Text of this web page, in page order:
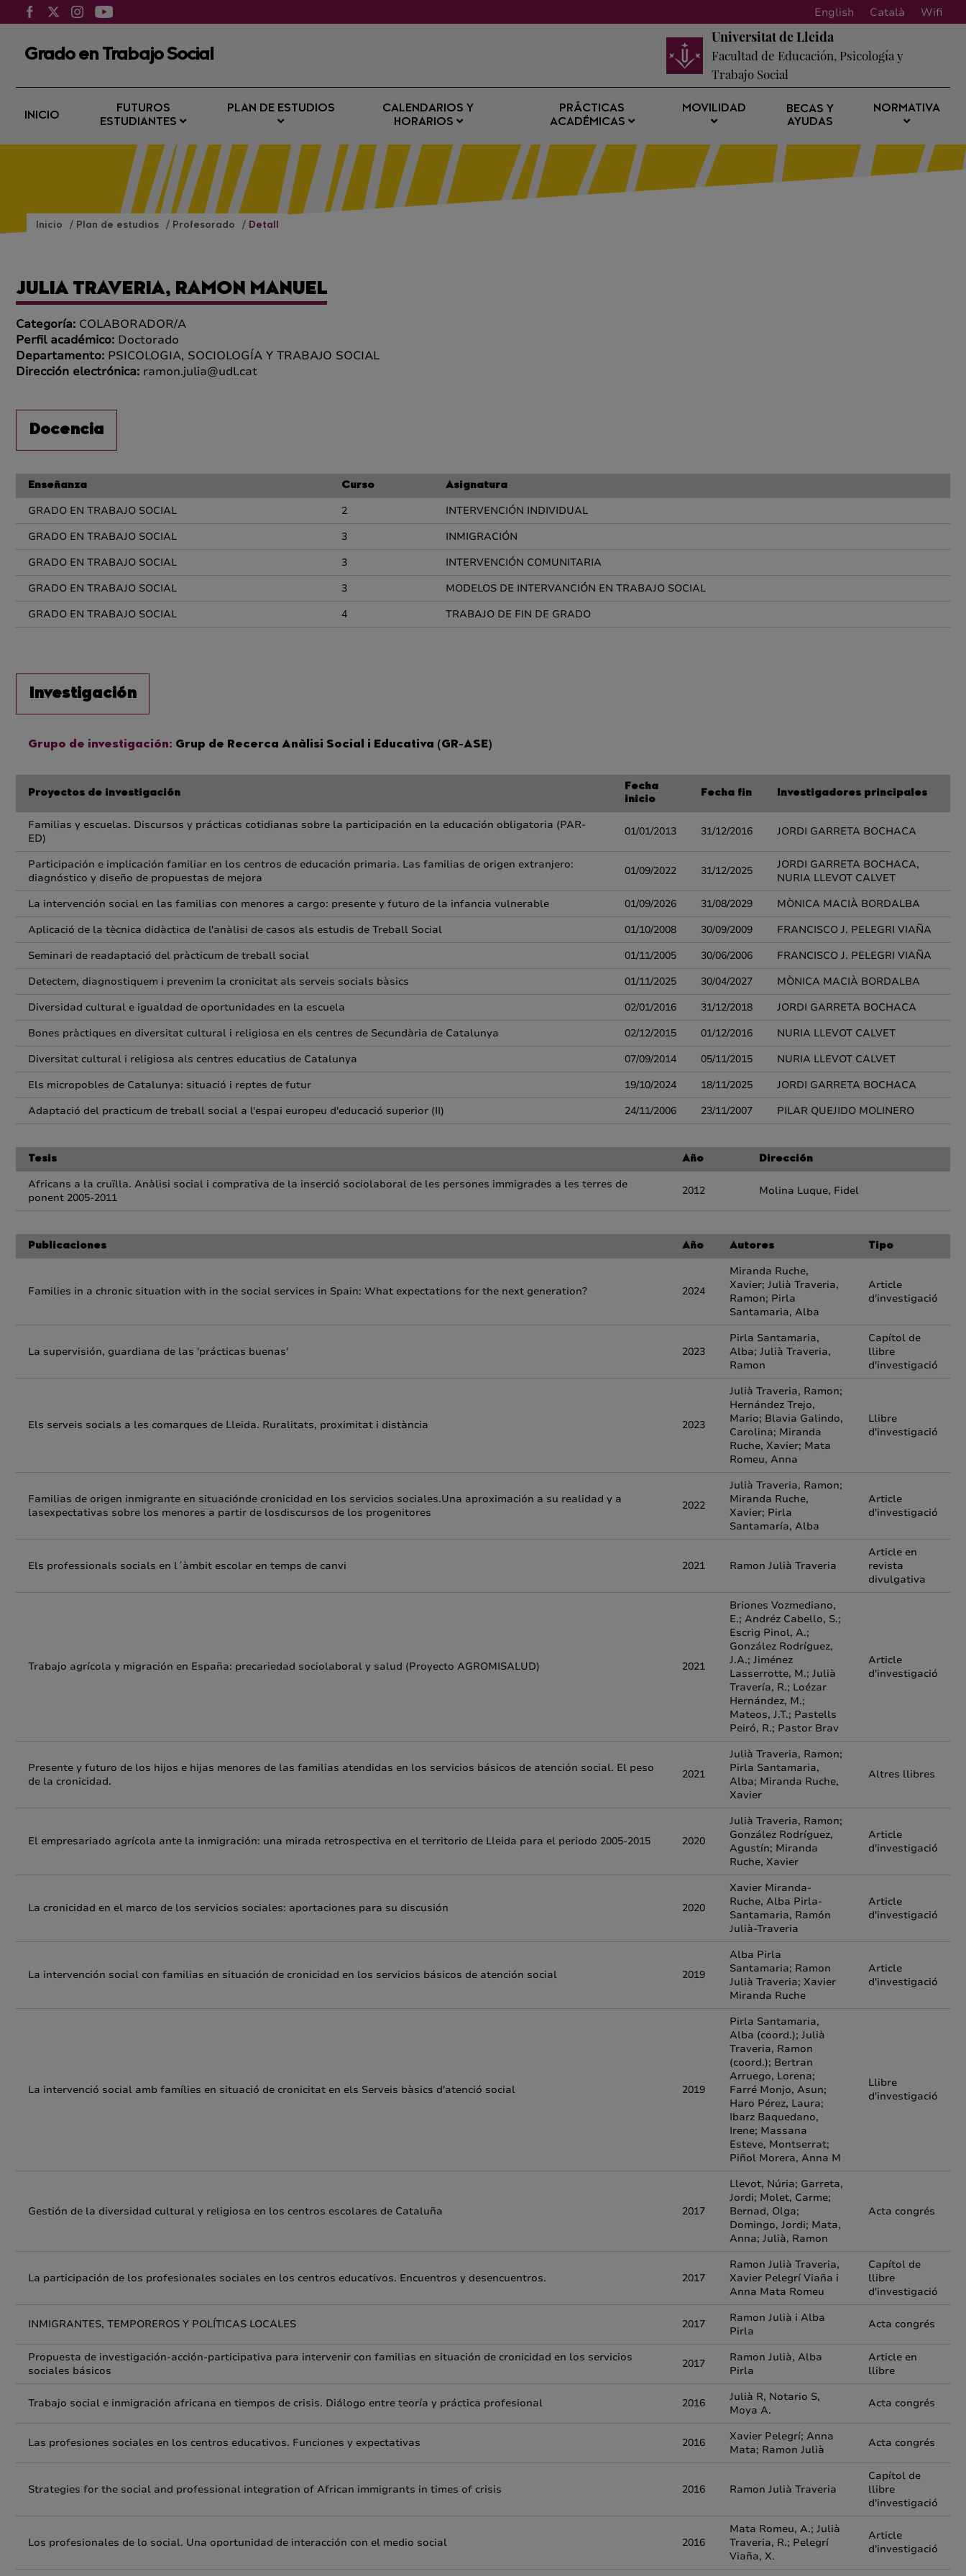
English Català Wifi
Grado en Trabajo Social
Universitat de Lleida
Facultad de Educación, Psicología y
Trabajo Social
INICIO
FUTUROS
ESTUDIANTES
PLAN DE ESTUDIOS
CALENDARIOS Y
HORARIOS
PRÁCTICAS
ACADÉMICAS
MOVILIDAD
BECAS Y
AYUDAS
NORMATIVA
Inicio Plan de estudios Profesorado Detall
JULIA TRAVERIA, RAMON MANUEL
Categoría: COLABORADOR/A
Perfil académico: Doctorado
Departamento: PSICOLOGIA, SOCIOLOGÍA Y TRABAJO SOCIAL
Dirección electrónica: ramon.julia@udl.cat
Docencia
Enseñanza Curso Asignatura
GRADO EN TRABAJO SOCIAL 2
INTERVENCIÓN INDIVIDUAL
GRADO EN TRABAJO SOCIAL
3
INMIGRACIÓN
GRADO EN TRABAJO SOCIAL
3
INTERVENCIÓN COMUNITARIA
GRADO EN TRABAJO SOCIAL
3
MODELOS DE INTERVANCIÓN EN TRABAJO SOCIAL
GRADO EN TRABAJO SOCIAL
4 TRABAJO DE FIN DE GRADO
Investigación
Grupo de investigación: Grup de Recerca Anàlisi Social i Educativa (GR-ASE)
Proyectos de investigación
Fecha
inicio
Fecha fin Investigadores principales
Familias y escuelas. Discursos y prácticas cotidianas sobre la participación en la educación obligatoria (PAR-
ED)
01/01/2013 31/12/2016 JORDI GARRETA BOCHACA
Participación e implicación familiar en los centros de educación primaria. Las familias de origen extranjero:
diagnóstico y diseño de propuestas de mejora
01/09/2022 31/12/2025
JORDI GARRETA BOCHACA,
NURIA LLEVOT CALVET
La intervención social en las familias con menores a cargo: presente y futuro de la infancia vulnerable
01/09/2026 31/08/2029
MÒNICA MACIÀ BORDALBA
Aplicació de la tècnica didàctica de l'anàlisi de casos als estudis de Treball Social
01/10/2008 30/09/2009
FRANCISCO J. PELEGRI VIAÑA
Seminari de readaptació del pràcticum de treball social
01/11/2005 30/06/2006
FRANCISCO J. PELEGRI VIAÑA
Detectem, diagnostiquem i prevenim la cronicitat als serveis socials bàsics
01/11/2025 30/04/2027
MÒNICA MACIÀ BORDALBA
Diversidad cultural e igualdad de oportunidades en la escuela
02/01/2016 31/12/2018
JORDI GARRETA BOCHACA
Bones pràctiques en diversitat cultural i religiosa en els centres de Secundària de Catalunya
02/12/2015 01/12/2016
NURIA LLEVOT CALVET
Diversitat cultural i religiosa als centres educatius de Catalunya
07/09/2014 05/11/2015
NURIA LLEVOT CALVET
Els micropobles de Catalunya: situació i reptes de futur
19/10/2024 18/11/2025
JORDI GARRETA BOCHACA
Adaptació del practicum de treball social a l'espai europeu d'educació superior (II)
24/11/2006 23/11/2007 PILAR QUEJIDO MOLINERO
Tesis Año Dirección
Africans a la cruïlla. Anàlisi social i comprativa de la inserció sociolaboral de les persones immigrades a les terres de
ponent 2005-2011
2012 Molina Luque, Fidel
Publicaciones Año Autores Tipo
Families in a chronic situation with in the social services in Spain: What expectations for the next generation? 2024
Miranda Ruche,
Xavier; Julià Traveria,
Ramon; Pirla
Santamaria, Alba
Article
d'investigació
La supervisión, guardiana de las 'prácticas buenas' 2023
Pirla Santamaria,
Alba; Julià Traveria,
Ramon
Capítol de
llibre
d'investigació
Els serveis socials a les comarques de Lleida. Ruralitats, proximitat i distància 2023
Julià Traveria, Ramon;
Hernández Trejo,
Mario; Blavia Galindo,
Carolina; Miranda
Ruche, Xavier; Mata
Romeu, Anna
Llibre
d'investigació
Familias de origen inmigrante en situaciónde cronicidad en los servicios sociales.Una aproximación a su realidad y a
lasexpectativas sobre los menores a partir de losdiscursos de los progenitores
2022
Julià Traveria, Ramon;
Miranda Ruche,
Xavier; Pirla
Santamaría, Alba
Article
d'investigació
Els professionals socials en l´àmbit escolar en temps de canvi 2021 Ramon Julià Traveria
Article en
revista
divulgativa
Trabajo agrícola y migración en España: precariedad sociolaboral y salud (Proyecto AGROMISALUD) 2021
Briones Vozmediano,
E.; Andréz Cabello, S.;
Escrig Pinol, A.;
González Rodríguez,
J.A.; Jiménez
Lasserrotte, M.; Julià
Travería, R.; Loézar
Hernández, M.;
Mateos, J.T.; Pastells
Peiró, R.; Pastor Brav
Article
d'investigació
Presente y futuro de los hijos e hijas menores de las familias atendidas en los servicios básicos de atención social. El peso
de la cronicidad.
2021
Julià Traveria, Ramon;
Pirla Santamaria,
Alba; Miranda Ruche,
Xavier
Altres llibres
El empresariado agrícola ante la inmigración: una mirada retrospectiva en el territorio de Lleida para el periodo 2005-2015 2020
Julià Traveria, Ramon;
González Rodríguez,
Agustín; Miranda
Ruche, Xavier
Article
d'investigació
La cronicidad en el marco de los servicios sociales: aportaciones para su discusión 2020
Xavier Miranda-
Ruche, Alba Pirla-
Santamaria, Ramón
Julià-Traveria
Article
d'investigació
La intervención social con familias en situación de cronicidad en los servicios básicos de atención social 2019
Alba Pirla
Santamaria; Ramon
Julià Traveria; Xavier
Miranda Ruche
Article
d'investigació
La intervenció social amb famílies en situació de cronicitat en els Serveis bàsics d'atenció social 2019
Pirla Santamaria,
Alba (coord.); Julià
Traveria, Ramon
(coord.); Bertran
Arruego, Lorena;
Farré Monjo, Asun;
Haro Pérez, Laura;
Ibarz Baquedano,
Irene; Massana
Esteve, Montserrat;
Piñol Morera, Anna M
Llibre
d'investigació
Gestión de la diversidad cultural y religiosa en los centros escolares de Cataluña 2017
Llevot, Núria; Garreta,
Jordi; Molet, Carme;
Bernad, Olga;
Domingo, Jordi; Mata,
Anna; Julià, Ramon
Acta congrés
La participación de los profesionales sociales en los centros educativos. Encuentros y desencuentros. 2017
Ramon Julià Traveria,
Xavier Pelegrí Viaña i
Anna Mata Romeu
Capítol de
llibre
d'investigació
INMIGRANTES, TEMPOREROS Y POLÍTICAS LOCALES 2017
Ramon Julià i Alba
Pirla
Acta congrés
Propuesta de investigación-acción-participativa para intervenir con familias en situación de cronicidad en los servicios
sociales básicos
2017
Ramon Julià, Alba
Pirla
Article en
llibre
Trabajo social e inmigración africana en tiempos de crisis. Diálogo entre teoría y práctica profesional 2016
Julià R, Notario S,
Moya A.
Acta congrés
Las profesiones sociales en los centros educativos. Funciones y expectativas 2016
Xavier Pelegrí; Anna
Mata; Ramon Julià
Acta congrés
Strategies for the social and professional integration of African immigrants in times of crisis 2016 Ramon Julià Traveria
Capítol de
llibre
d'investigació
Los profesionales de lo social. Una oportunidad de interacción con el medio social 2016
Mata Romeu, A.; Julià
Traveria, R.; Pelegrí
Viaña, X.
Article
d'investigació